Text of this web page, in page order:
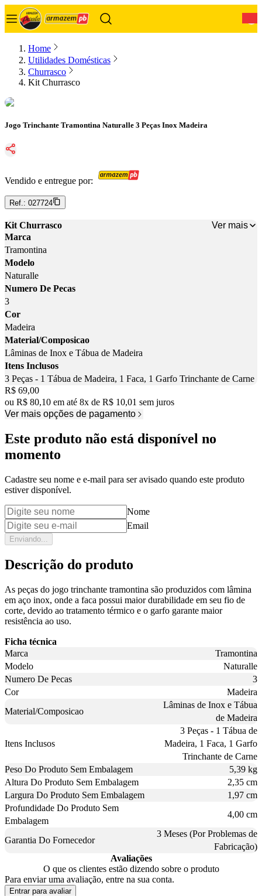
Home
Utilidades Domésticas
Churrasco
Kit Churrasco
Jogo Trinchante Tramontina Naturalle 3 Peças Inox Madeira
Vendido e entregue por:
Ref.: 027724
Kit Churrasco
Ver mais
Marca
Tramontina
Modelo
Naturalle
Numero De Pecas
3
Cor
Madeira
Material/Composicao
Lâminas de Inox e Tábua de Madeira
Itens Inclusos
3 Peças - 1 Tábua de Madeira, 1 Faca, 1 Garfo Trinchante de Carne
Price:
R$ 69,00
ou R$ 80,10 em até 8x de R$ 10,01 sem juros
Ver mais opções de pagamento
Este produto não está disponível no
momento
Cadastre seu nome e e-mail para ser avisado quando este produto
estiver disponível.
Nome
Email
Enviando...
Descrição do produto
As peças do jogo trinchante tramontina são produzidos com lâmina
em aço inox, onde a faca possui maior durabilidade em seu fio de
corte, devido ao tratamento térmico e o garfo garante maior
resistência ao uso.
Ficha técnica
Marca
Tramontina
Modelo
Naturalle
Numero De Pecas
3
Cor
Madeira
Material/Composicao
Lâminas de Inox e Tábua
de Madeira
Itens Inclusos
3 Peças - 1 Tábua de
Madeira, 1 Faca, 1 Garfo
Trinchante de Carne
Peso Do Produto Sem Embalagem
5,39 kg
Altura Do Produto Sem Embalagem
2,35 cm
Largura Do Produto Sem Embalagem
1,97 cm
Profundidade Do Produto Sem
Embalagem
4,00 cm
Garantia Do Fornecedor
3 Meses (Por Problemas de
Fabricação)
Avaliações
O que os clientes estão dizendo sobre o produto
Para enviar uma avaliação, entre na sua conta.
Entrar para avaliar